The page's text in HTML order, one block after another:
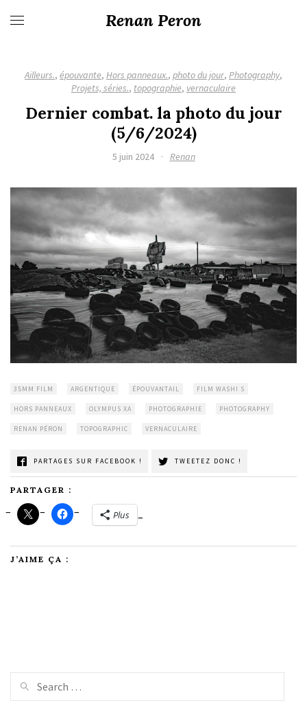
Renan Peron
Ailleurs., épouvante, Hors panneaux., photo du jour, Photography,
Projets, séries., topographie, vernaculaire
Dernier combat. la photo du jour
(5/6/2024)
5 juin 2024 · Renan
35MM FILM ARGENTIQUE ÉPOUVANTAIL FILM WASHI S
HORS PANNEAUX OLYMPUS XA PHOTOGRAPHIE PHOTOGRAPHY
RENAN PÉRON TOPOGRAPHIC VERNACULAIRE
PARTAGES SUR FACEBOOK ! TWEETEZ DONC !
PARTAGER :
Plus
J’AIME ÇA :